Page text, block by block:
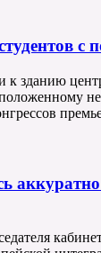
с
к зданию